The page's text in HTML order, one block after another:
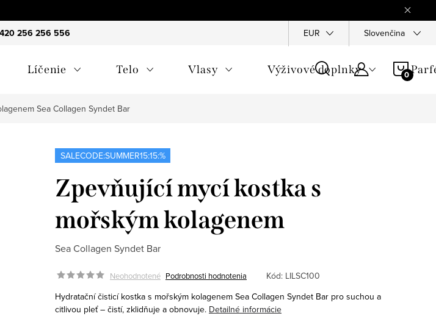
256 256 556
O nás Ochrana osobních údajů Všeobecné
EUR Slovenčina
Líčenie Telo Vlasy Výživové doplnky
Sea Collagen Syndet Bar
SALECODE:SUMMER15:15:%
Zpevňující mycí kostka s
mořským kolagenem
Sea Collagen Syndet Bar
Neohodnotené Podrobnosti hodnotenia Kód: LILSC100
Hydratační čisticí kostka s mořským kolagenem Sea Collagen Syndet Bar pro suchou a
citlivou pleť – čistí, zklidňuje a obnovuje. Detailné informácie